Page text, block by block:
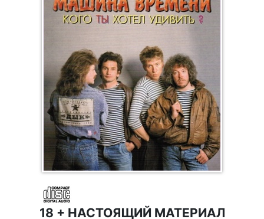
18 + НАСТОЯЩИЙ МАТЕРИАЛ